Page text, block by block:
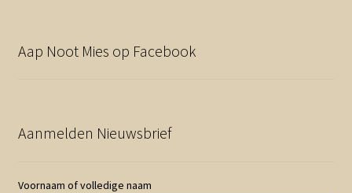
Aap Noot Mies op Facebook
Aanmelden Nieuwsbrief
Voornaam of volledige naam